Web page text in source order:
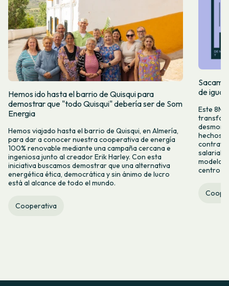
Hemos ido hasta el barrio de Quisqui para
demostrar que "todo Quisqui" debería ser de Som
Energia
Hemos viajado hasta el barrio de Quisqui, en Almería,
para dar a conocer nuestra cooperativa de energía
100% renovable mediante una campaña cercana e
ingeniosa junto al creador Erik Harley. Con esta
iniciativa buscamos demostrar que una alternativa
energética ética, democrática y sin ánimo de lucro
está al alcance de todo el mundo.
Cooperativa
de
Este 8M,
hechos y
salarial y
modelo
centro